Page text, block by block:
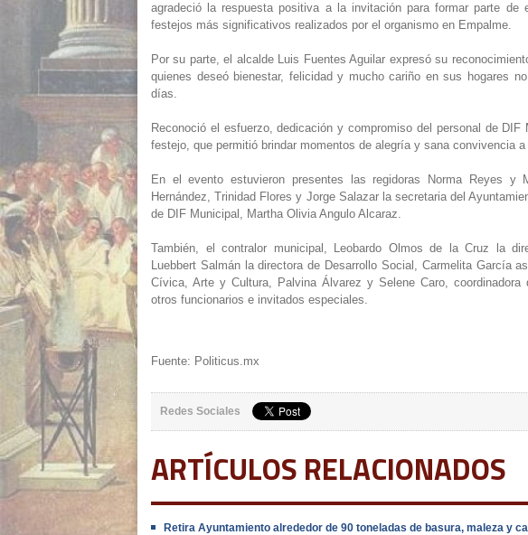
agradeció la respuesta positiva a la invitación para formar parte
festejos más significativos realizados por el organismo en Empalme.
Por su parte, el alcalde Luis Fuentes Aguilar expresó su
quienes deseó bienestar, felicidad y mucho cariño en sus hogares
días.
Reconoció el esfuerzo, dedicación y compromiso del personal de
festejo, que permitió brindar momentos de alegría y sana convivencia
En el evento estuvieron presentes las regidoras Norma Reyes y
Hernández, Trinidad Flores y Jorge Salazar la secretaria del
de DIF Municipal, Martha Olivia Angulo Alcaraz.
También, el contralor municipal, Leobardo Olmos de la Cruz la
Luebbert Salmán la directora de Desarrollo Social, Carmelita García
Cívica, Arte y Cultura, Palvina Álvarez y Selene Caro,
otros funcionarios e invitados especiales.
Fuente: Politicus.mx
Redes Sociales
ARTÍCULOS RELACIONADOS
Retira Ayuntamiento alrededor de 90 toneladas de basura, maleza y